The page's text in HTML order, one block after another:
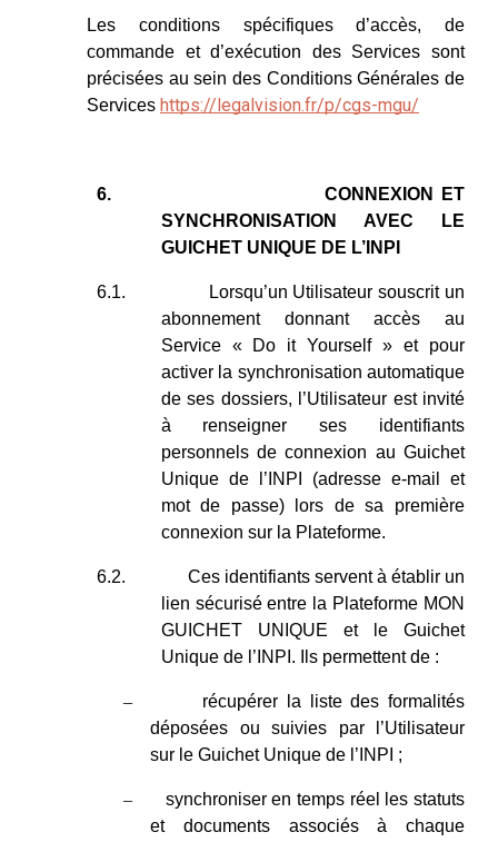
Les conditions spécifiques d’accès, de
commande et d’exécution des Services sont
précisées au sein des Conditions Générales de
Services https://legalvision.fr/p/cgs-mgu/
6.
CONNEXION ET
SYNCHRONISATION AVEC LE
GUICHET UNIQUE DE L’INPI
6.1.
Lorsqu’un Utilisateur souscrit un
abonnement donnant accès au
Service « Do it Yourself » et pour
activer la synchronisation automatique
de ses dossiers, l’Utilisateur est invité
à renseigner ses identifiants
personnels de connexion au Guichet
Unique de l’INPI (adresse e-mail et
mot de passe) lors de sa première
connexion sur la Plateforme.
6.2.
Ces identifiants servent à établir un
lien sécurisé entre la Plateforme MON
GUICHET UNIQUE et le Guichet
Unique de l’INPI. Ils permettent de :
–
récupérer la liste des formalités
déposées ou suivies par l’Utilisateur
sur le Guichet Unique de l’INPI ;
–
synchroniser en temps réel les statuts
et documents associés à chaque